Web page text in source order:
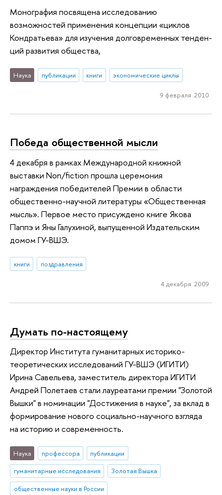
Монография посвящена исследованию
возможностей применения концепции «циклов
Кондратьева» для изучения долговременных тенден­
ций развития общества,
Наука публикации книги экономические циклы
9 февраля 2010
Победа общественной мысли
4 декабря в рамках Международной книжной
выставки Non/fiction прошла церемония
награждения победителей Премии в области
общественно-научной литературы «Общественная
мысль». Первое место присуждено книге Якова
Паппэ и Яны Галухиной, выпущенной Издательским
домом ГУ-ВШЭ.
книги поздравления
4 декабря 2009
Думать по-настоящему
Директор Института гуманитарных историко-
теоретических исследований ГУ-ВШЭ (ИГИТИ)
Ирина Савельева, заместитель директора ИГИТИ
Андрей Полетаев стали лауреатами премии "Золотой
Вышки" в номинации "Достижения в науке", за вклад в
формирование нового социально-научного взгляда
на историю и современность.
Наука профессора
публикации
гуманитарные исследования
Золотая Вышка
общественные науки в России